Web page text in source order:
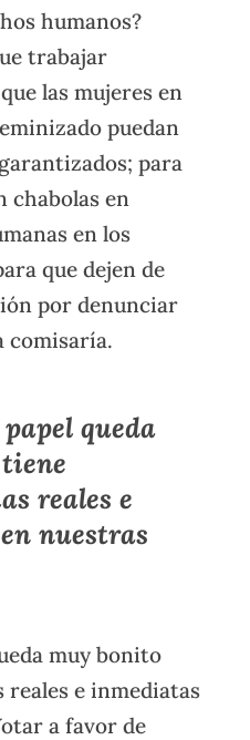
humanos?
trabajar
las mujeres en
puedan
para
chabolas en
en los
que dejen de
por denunciar
comisaría.
queda
reales e
nuestras
muy bonito
reales e inmediatas
a favor de